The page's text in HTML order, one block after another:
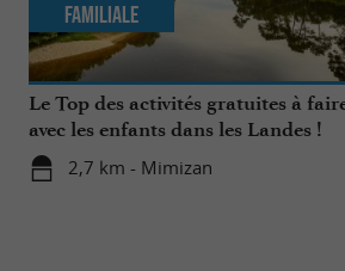
Le Top des activités gratuites à
avec les enfants dans les Landes !
2,7 km - Mimizan
Familiale